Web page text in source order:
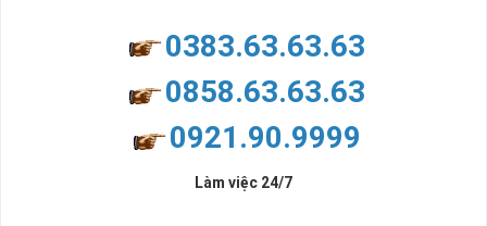
0383.63.63.63
0858.63.63.63
0921.90.9999
Làm việc 24/7